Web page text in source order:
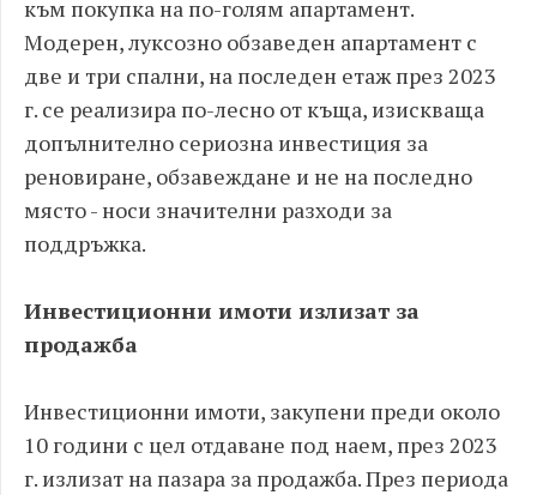
към покупка на по-голям апартамент.
Модерен, луксозно обзаведен апартамент с
две и три спални, на последен етаж през 2023
г. се реализира по-лесно от къща, изискваща
допълнително сериозна инвестиция за
реновиране, обзавеждане и не на последно
място - носи значителни разходи за
поддръжка.
Инвестиционни имоти излизат за
продажба
Инвестиционни имоти, закупени преди около
10 години с цел отдаване под наем, през 2023
г. излизат на пазара за продажба. През периода